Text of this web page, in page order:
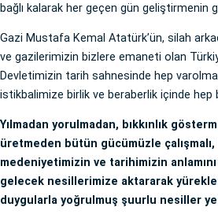
bağlı kalarak her geçen gün geliştirmenin
Gazi Mustafa Kemal Atatürk’ün, silah
ve gazilerimizin bizlere emaneti olan
Devletimizin tarih sahnesinde hep
istikbalimize birlik ve beraberlik içinde hep
Yılmadan yorulmadan, bıkkınlık
üretmeden bütün gücümüzle
medeniyetimizin ve tarihimizin
gelecek nesillerimize aktararak
duygularla yoğrulmuş şuurlu nesiller